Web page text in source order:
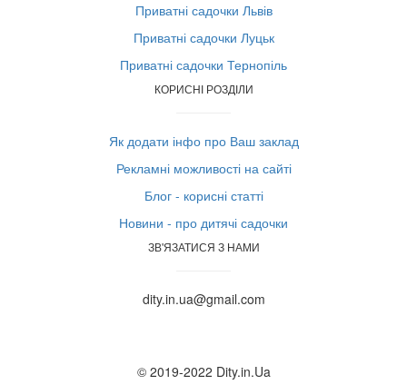
Приватні садочки Львів
Приватні садочки Луцьк
Приватні садочки Тернопіль
КОРИСНІ РОЗДІЛИ
Як додати інфо про Ваш заклад
Рекламні можливості на сайті
Блог - корисні статті
Новини - про дитячі садочки
ЗВ'ЯЗАТИСЯ З НАМИ
dity.in.ua@gmail.com
© 2019-2022 Dity.in.Ua